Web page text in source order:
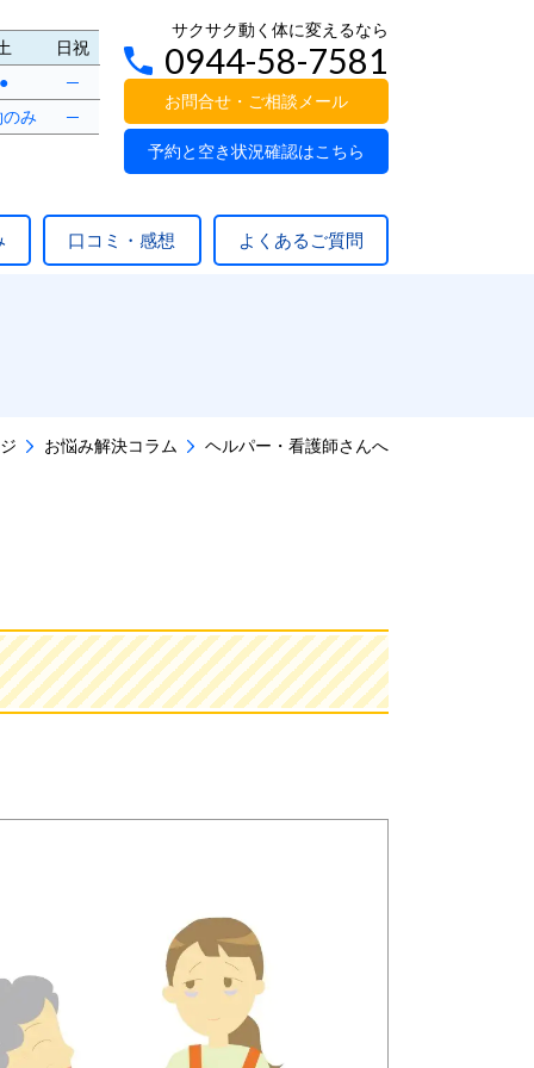
日祝
●
─
み
─
サクサク動く体に変えるなら
0944-58-7581
お問合せ・ご相談メール
予約と空き状況確認はこちら
口コミ・感想 よくあるご質問
お悩み解決コラム ヘルパー・看護師さんへ